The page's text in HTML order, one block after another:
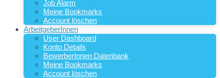
Job Alarm
Meine Bookmarks
Account löschen
ArbeitgeberInnen
User Dashboard
Konto Details
BewerberInnen Datenbank
Meine Bookmarks
Account löschen